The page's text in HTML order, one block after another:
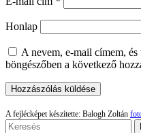
Honlap
A nevem, e-mail címem,
böngészőben a következő
A fejlécképet készítette: Balogh Zoltán